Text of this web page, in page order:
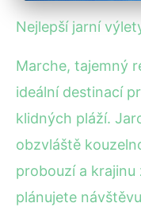
Objevte
30. 1. 2026 · 4 min
Nejlepší jarní
Marche, tajemný
ideální destinací
klidných pláží.
obzvláště
probouzí a
plánujete